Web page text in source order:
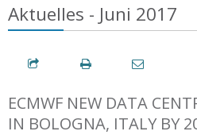
Aktuelles - Juni 2017
ECMWF NEW DATA
IN BOLOGNA, ITALY BY